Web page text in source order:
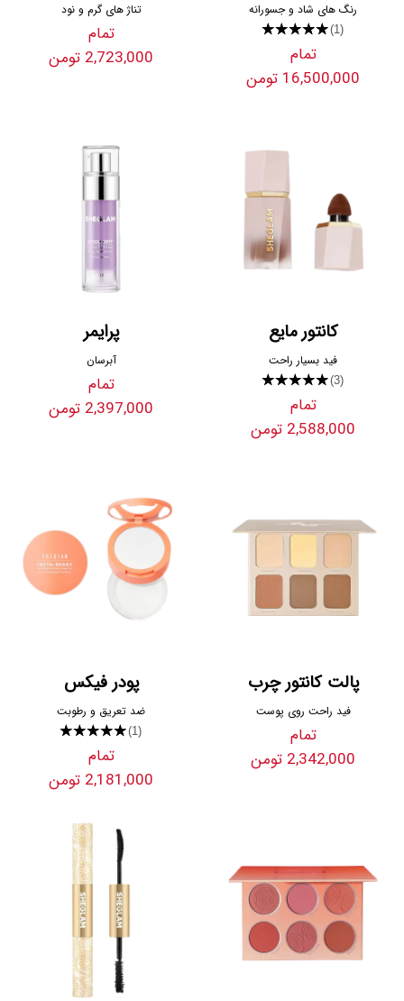
رنگ های شاد و جسورانه
★★★★★(1)
تمام
16,500,000 تومن
تناژ های گرم و نود
تمام
2,723,000 تومن
کانتور مایع
فید بسیار راحت
★★★★★(3)
تمام
2,588,000 تومن
پرایمر
آبرسان
تمام
2,397,000 تومن
پالت کانتور چرب
فید راحت روی پوست
تمام
2,342,000 تومن
پودر فیکس
ضد تعریق و رطوبت
★★★★★(1)
تمام
2,181,000 تومن